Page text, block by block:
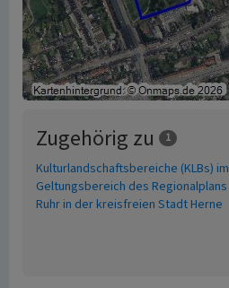
Zugehörig zu 1
Kulturlandschaftsbereiche (KLBs) im
Geltungsbereich des Regionalplans
Ruhr in der kreisfreien Stadt Herne